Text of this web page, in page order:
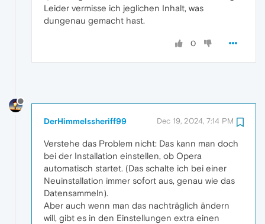
Leider vermisse ich jeglichen Inhalt, was
dungenau gemacht hast.
0
DerHimmelssheriff99 Dec 19, 2024, 7:14 PM
Verstehe das Problem nicht: Das kann man doch
bei der Installation einstellen, ob Opera
automatisch startet. (Das schalte ich bei einer
Neuinstallation immer sofort aus, genau wie das
Datensammeln).
Aber auch wenn man das nachträglich ändern
will, gibt es in den Einstellungen extra einen